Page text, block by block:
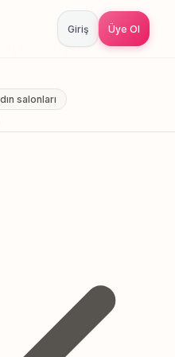
Giriş Üye Ol
Ipek Kirpik
Ipek Kirpik
salonları